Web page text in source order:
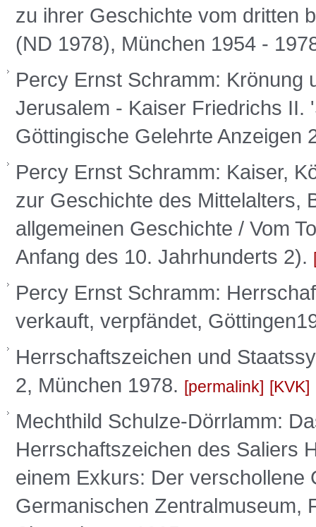
zu ihrer Geschichte vom dritten
(ND 1978), München 1954 -
Percy Ernst Schramm: Krönung
Jerusalem - Kaiser Friedrichs II.
Göttingische Gelehrte Anzeigen
Percy Ernst Schramm: Kaiser,
zur Geschichte des Mittelalters,
allgemeinen Geschichte / Vom
Anfang des 10. Jahrhunderts 2).
Percy Ernst Schramm:
verkauft, verpfändet,
Herrschaftszeichen und
2, München 1978.
permalink KVK
Mechthild Schulze-Dörrlamm:
Herrschaftszeichen des Saliers
einem Exkurs: Der verschollene
Germanischen Zentralmuseum,